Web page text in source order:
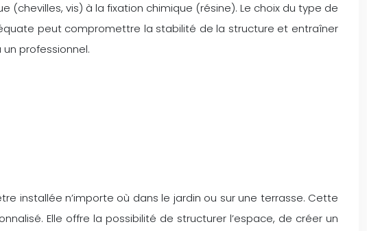
vis) à la fixation chimique (résine). Le choix du type de
peut compromettre la stabilité de la structure et entraîner
professionnel.
installée n’importe où dans le jardin ou sur une terrasse. Cette
Elle offre la possibilité de structurer l’espace, de créer un